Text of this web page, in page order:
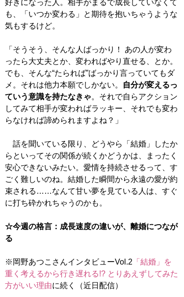
好きになった人。相手がまるで成長していなくて
も、「いつか変わる」と期待を抱いちゃうような
気もするけど。
「そうそう、そんな人ばっかり！ あの人が変わ
ったら大丈夫とか、変わればやり直せる、とか。
でも、そんな“たられば”ばっかり言っていてもダ
メ。それは他力本願でしかない。
自分が変えるっ
ていう意識を持たなきゃ。それで自らアクション
してみて相手が変わればラッキー、それでも変わ
らなければ諦められますよね？」
話を聞いている限り、どうやら「結婚」したか
らといってその関係が続くかどうかは、まったく
安心できないみたい。愛情を持続させるって、す
ごく難しいのね。結婚した瞬間から永遠の愛が約
束される……なんて甘い夢を見ている人は、すぐ
に打ち砕かれちゃうのかも。
☆今週の格言：成長速度の違いが、離婚につなが
る
※岡野あつこさんインタビューVol.2 「結婚」を
重く考えるから行き遅れる!? とりあえずしてみた
方がいい理由に続く（近日配信）